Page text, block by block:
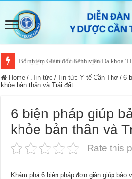
Bổ nhiệm Giám đốc Bệnh viện Đa khoa
Home / .Tin tức / Tin tức Y tế Cần Thơ / 6
khỏe bản thân và Trái đất
6 biện pháp giúp
khỏe bản thân và
Rate this
Khám phá 6 biện pháp đơn giản giúp bảo